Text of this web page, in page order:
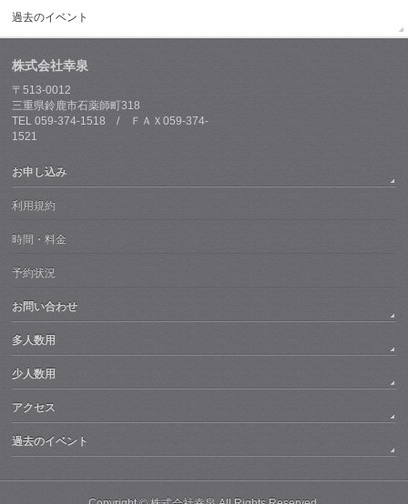
過去のイベント
株式会社幸泉
〒513-0012
三重県鈴鹿市石薬師町318
TEL 059-374-1518 / ＦＡＸ059-374-
1521
お申し込み
利用規約
時間・料金
予約状況
お問い合わせ
多人数用
少人数用
アクセス
過去のイベント